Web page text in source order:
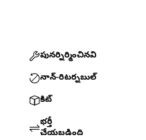
పునర్నిర్మించినవి
నాన్-రిటర్నబుల్
కిట్
భర్తీ
చేయబడింది